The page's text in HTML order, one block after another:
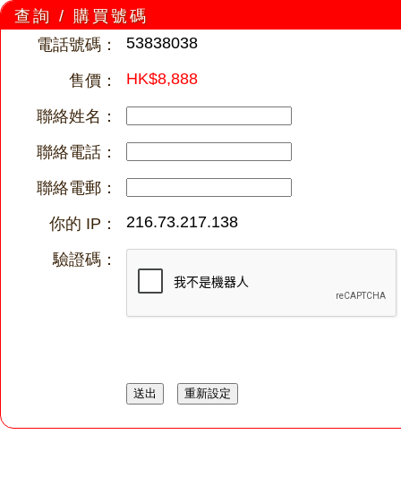
查詢 / 購買號碼
電話號碼：
53838038
售價： HK$8,888
聯絡姓名：
聯絡電話：
聯絡電郵：
你的 IP：
216.73.217.138
驗證碼：